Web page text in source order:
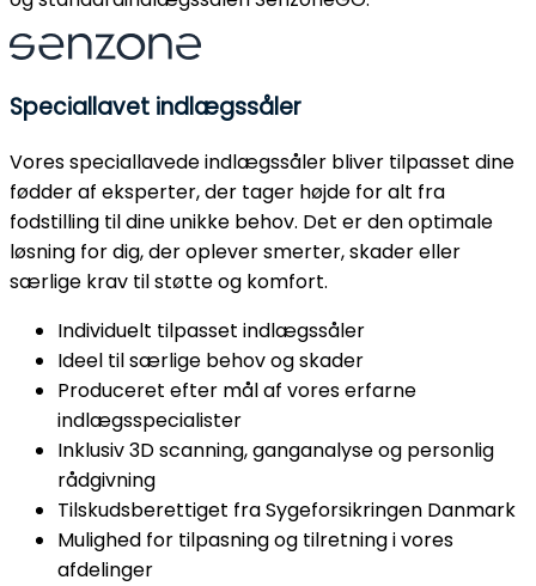
Speciallavet indlægssåler
Vores speciallavede indlægssåler bliver tilpasset dine
fødder af eksperter, der tager højde for alt fra
fodstilling til dine unikke behov. Det er den optimale
løsning for dig, der oplever smerter, skader eller
særlige krav til støtte og komfort.
Individuelt tilpasset indlægssåler
Ideel til særlige behov og skader
Produceret efter mål af vores erfarne
indlægsspecialister
Inklusiv 3D scanning, ganganalyse og personlig
rådgivning
Tilskudsberettiget fra Sygeforsikringen Danmark
Mulighed for tilpasning og tilretning i vores
afdelinger